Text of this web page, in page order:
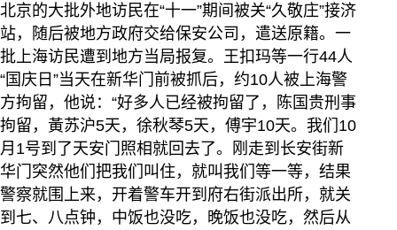
北京的大批外地访民在“十一”期间被关“久敬庄”接济
站，随后被地方政府交给保安公司，遣送原籍。一
批上海访民遭到地方当局报复。王扣玛等一行44人
“国庆日”当天在新华门前被抓后，约10人被上海警
方拘留，他说：“好多人已经被拘留了，陈国贵刑事
拘留，黃苏沪5天，徐秋琴5天，傅宇10天。我们10
月1号到了天安门照相就回去了。刚走到长安街新
华门突然他们把我们叫住，就叫我们等一等，结果
警察就围上来，开着警车开到府右街派出所，就关
到七、八点钟，中饭也没吃，晚饭也没吃，然后从